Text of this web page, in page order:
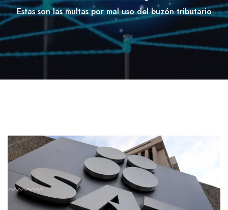
Estas son las multas por mal uso del buzón tributario